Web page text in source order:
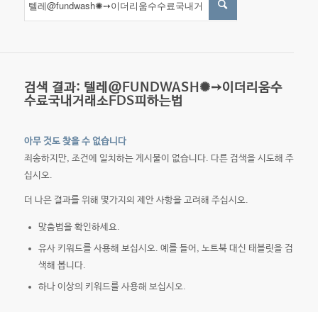
검색 결과: 텔레@FUNDWASH✺➙이더리움수
수료국내거래소FDS피하는법
아무 것도 찾을 수 없습니다
죄송하지만, 조건에 일치하는 게시물이 없습니다. 다른 검색을 시도해 주
십시오.
더 나은 결과를 위해 몇가지의 제안 사항을 고려해 주십시오.
맞춤법을 확인하세요.
유사 키워드를 사용해 보십시오. 예를 들어, 노트북 대신 태블릿을 검
색해 봅니다.
하나 이상의 키워드를 사용해 보십시오.